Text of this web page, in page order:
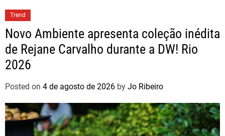
Trend
Novo Ambiente apresenta coleção inédita
de Rejane Carvalho durante a DW! Rio
2026
Posted on 4 de agosto de 2026 by Jo Ribeiro